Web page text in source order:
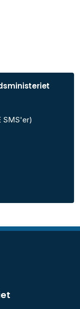
SMS'er)